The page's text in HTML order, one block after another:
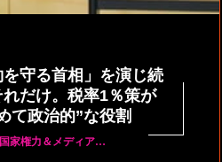
守る首相」を演じ続
だけ。税率1％策が
て政治的”な役割
家権力＆メディア…